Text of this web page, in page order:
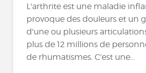
L'arthrite est une maladie
provoque des douleurs et un
d'une ou plusieurs
plus de 12 millions de
de rhumatismes. C'est une...